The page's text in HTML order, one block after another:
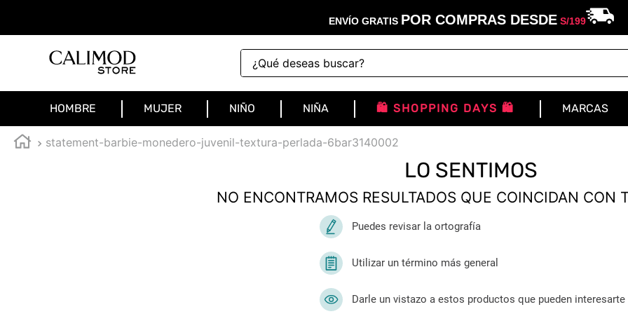
ENVÍO GRATIS POR COMPRAS DESDES/199
¿Qué deseas buscar?
HOMBRE MUJER NIÑO NIÑA 🛍️ SHOPPING DAYS 🛍️ MARCAS
statement-barbie-monedero-juvenil-textura-perlada-6bar3140002
LO SENTIMOS
NO ENCONTRAMOS RESULTADOS QUE COINCIDAN CON
Puedes revisar la ortografía
Utilizar un término más general
Darle un vistazo a estos productos que pueden interesarte